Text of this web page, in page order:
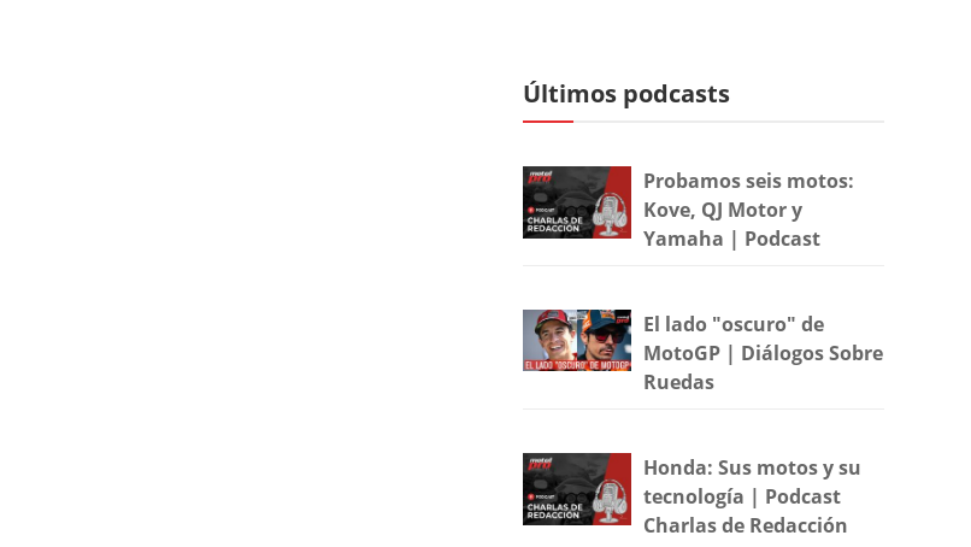
Últimos podcasts
Probamos seis motos:
Kove, QJ Motor y
Yamaha | Podcast
El lado "oscuro" de
MotoGP | Diálogos Sobre
Ruedas
Honda: Sus motos y su
tecnología | Podcast
Charlas de Redacción